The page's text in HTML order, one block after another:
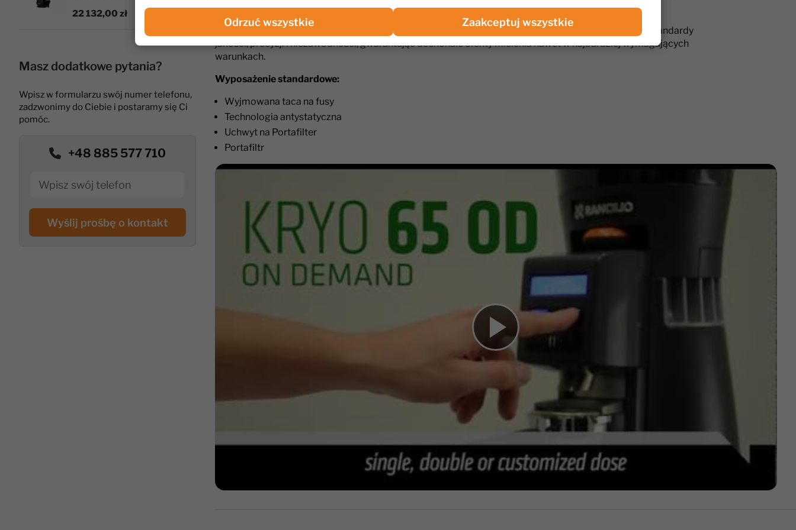
Odrzuć wszystkie Zaakceptuj wszystkie
efektywność.
Młynek do kawy Rancilio Kryo Evo 65 OD biały to profesjonalne urządzenie, które spełnia najwyższe standardy
jakości, precyzji i niezawodności, gwarantując doskonałe efekty mielenia nawet w najbardziej wymagających
warunkach.
Wyposażenie standardowe:
Wyjmowana taca na fusy
Technologia antystatyczna
Uchwyt na Portafilter
Portafiltr
22 132,00 zł
Masz dodatkowe pytania?
Wpisz w formularzu swój numer telefonu,
zadzwonimy do Ciebie i postaramy się Ci
pomóc.
+48 885 577 710
Wyślij prośbę o kontakt